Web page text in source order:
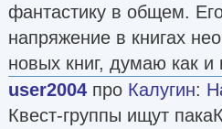
фантастику в общем.
напряжение в книгах
новых книг, думаю как
user2004 про Калугин:
Квест-группы ищут